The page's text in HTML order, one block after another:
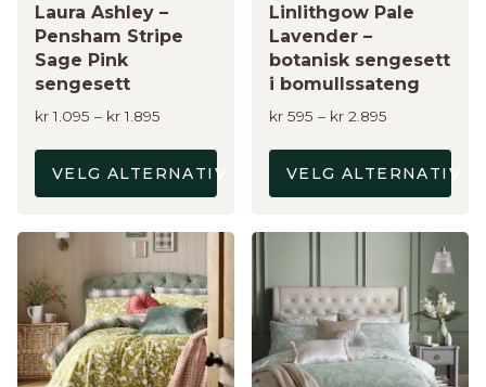
Laura Ashley –
Pensham Stripe
Sage Pink
sengesett
kr1.095 – kr1.895
kr 1.895
VELG ALTERNATIV
produktsiden
Linlithgow Pale
Lavender –
botanisk sengesett
i bomullssateng
kr 595 – kr 2.895
kr 2.895
VELG ALTERNATIV
produktsiden
Dette
produktet
har
flere
varianter.
Alternativene
har
flere
varianter.
Alternativene